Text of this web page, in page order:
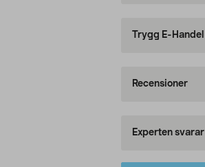
Trygg E-Handel
Recensioner
Experten svarar